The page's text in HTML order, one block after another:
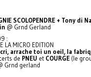
SCOLOPENDRE + Tony di
@ Grnd Gerland
:
LA MICRO EDITION
arrache toi un oeil, la
de PNEU et COURGE(le
Grnd gerland